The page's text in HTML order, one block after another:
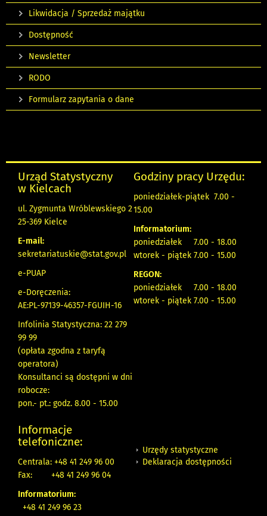
Likwidacja / Sprzedaż majątku
Dostępność
Newsletter
RODO
Formularz zapytania o dane
Urząd Statystyczny
w Kielcach
ul. Zygmunta Wróblewskiego 2
25-369 Kielce
E-mail:
sekretariatuskie@stat.gov.pl
e-PUAP
e-Doręczenia:
AE:PL-97139-46357-FGUIH-16
Infolinia Statystyczna: 22 279
99 99
(opłata zgodna z taryfą
operatora)
Konsultanci są dostępni w dni
robocze:
pon.- pt.: godz. 8.00 - 15.00
Godziny pracy Urzędu:
poniedziałek-piątek 7.00 -
15.00
Informatorium:
poniedziałek 7.00 - 18.00
wtorek - piątek 7.00 - 15.00
REGON:
poniedziałek 7.00 - 18.00
wtorek - piątek 7.00 - 15.00
Informacje
telefoniczne:
Centrala: +48 41 249 96 00
Fax:
+48 41 249 96 04
Informatorium:
+48 41 249 96 23
Urzędy statystyczne
Deklaracja dostępności